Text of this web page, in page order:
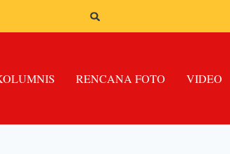
RENCANA FOTO VIDEO